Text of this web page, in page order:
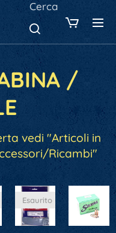
Cerca
/
vedi "Articoli in
Ricambi"
Esaurito